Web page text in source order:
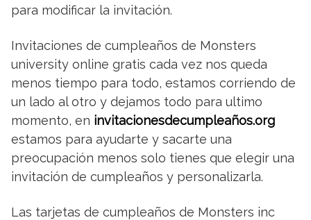
para modificar la invitación.
Invitaciones de cumpleaños de Monsters
university online gratis cada vez nos queda
menos tiempo para todo, estamos corriendo de
un lado al otro y dejamos todo para ultimo
momento, en invitacionesdecumpleaños.org
estamos para ayudarte y sacarte una
preocupación menos solo tienes que elegir una
invitación de cumpleaños y personalizarla.
Las tarjetas de cumpleaños de Monsters inc